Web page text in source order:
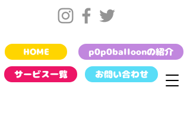
お問い合わせ
HOME
サービス一覧
p0p0balloonの紹介